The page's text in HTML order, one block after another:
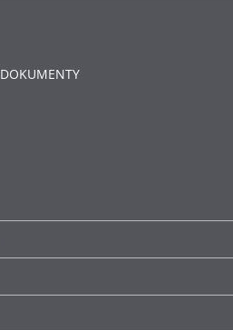
DOKUMENTY